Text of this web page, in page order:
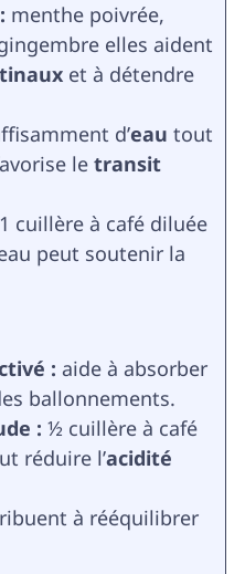
menthe poivrée,
elles aident
et à détendre
d’eau tout
le transit
1 cuillère à café diluée
peut soutenir la
: aide à absorber
ballonnements.
: ½ cuillère à café
réduire l’acidité
à rééquilibrer